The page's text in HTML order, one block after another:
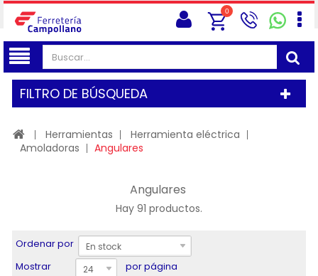
0
FILTRO DE BÚSQUEDA
Herramientas
Herramienta eléctrica
Amoladoras
Angulares
Angulares
Hay 91 productos.
Ordenar por En stock
Mostrar 24 por página